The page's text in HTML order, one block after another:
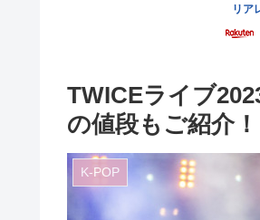
TWICEライブ
の値段もご紹介！
K-POP